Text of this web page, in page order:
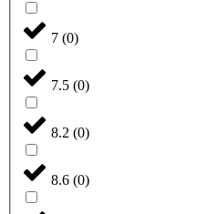
7 (0)
7.5 (0)
8.2 (0)
8.6 (0)